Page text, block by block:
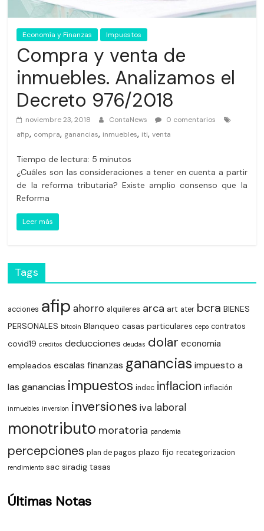
Economía y Finanzas Impuestos
Compra y venta de
inmuebles. Analizamos el
Decreto 976/2018
noviembre 23, 2018 ContaNews
0 comentarios
afip, compra, ganancias, inmuebles, iti,venta
Tiempo de lectura: 5 minutos
¿Cuáles son las consideraciones a tener en cuenta a partir
de la reforma tributaria? Existe amplio consenso que la
Reforma
Leer más
Tags
acciones afip ahorro alquileres arca art ater bcra BIENES
PERSONALES bitcoin Blanqueo casas particulares cepo contratos
covid19 creditos deducciones deudas dolar economia
empleados escalas finanzas ganancias impuesto a
las ganancias impuestos indec inflacion inflación
inmuebles inversion inversiones iva laboral
monotributo moratoria pandemia
percepciones plan de pagos plazo fijo recategorizacion
rendimiento sac siradig tasas
Últimas Notas